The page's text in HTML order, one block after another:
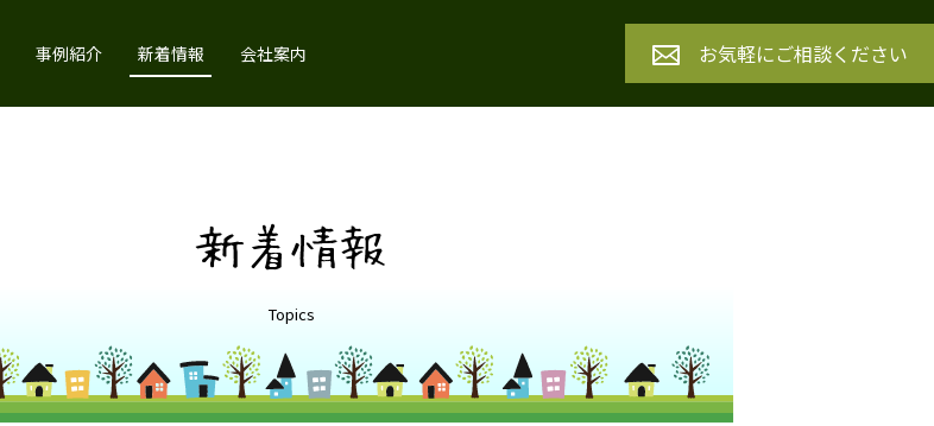
事例紹介 新着情報 会社案内 お気軽にご相談ください
新着情報
Topics